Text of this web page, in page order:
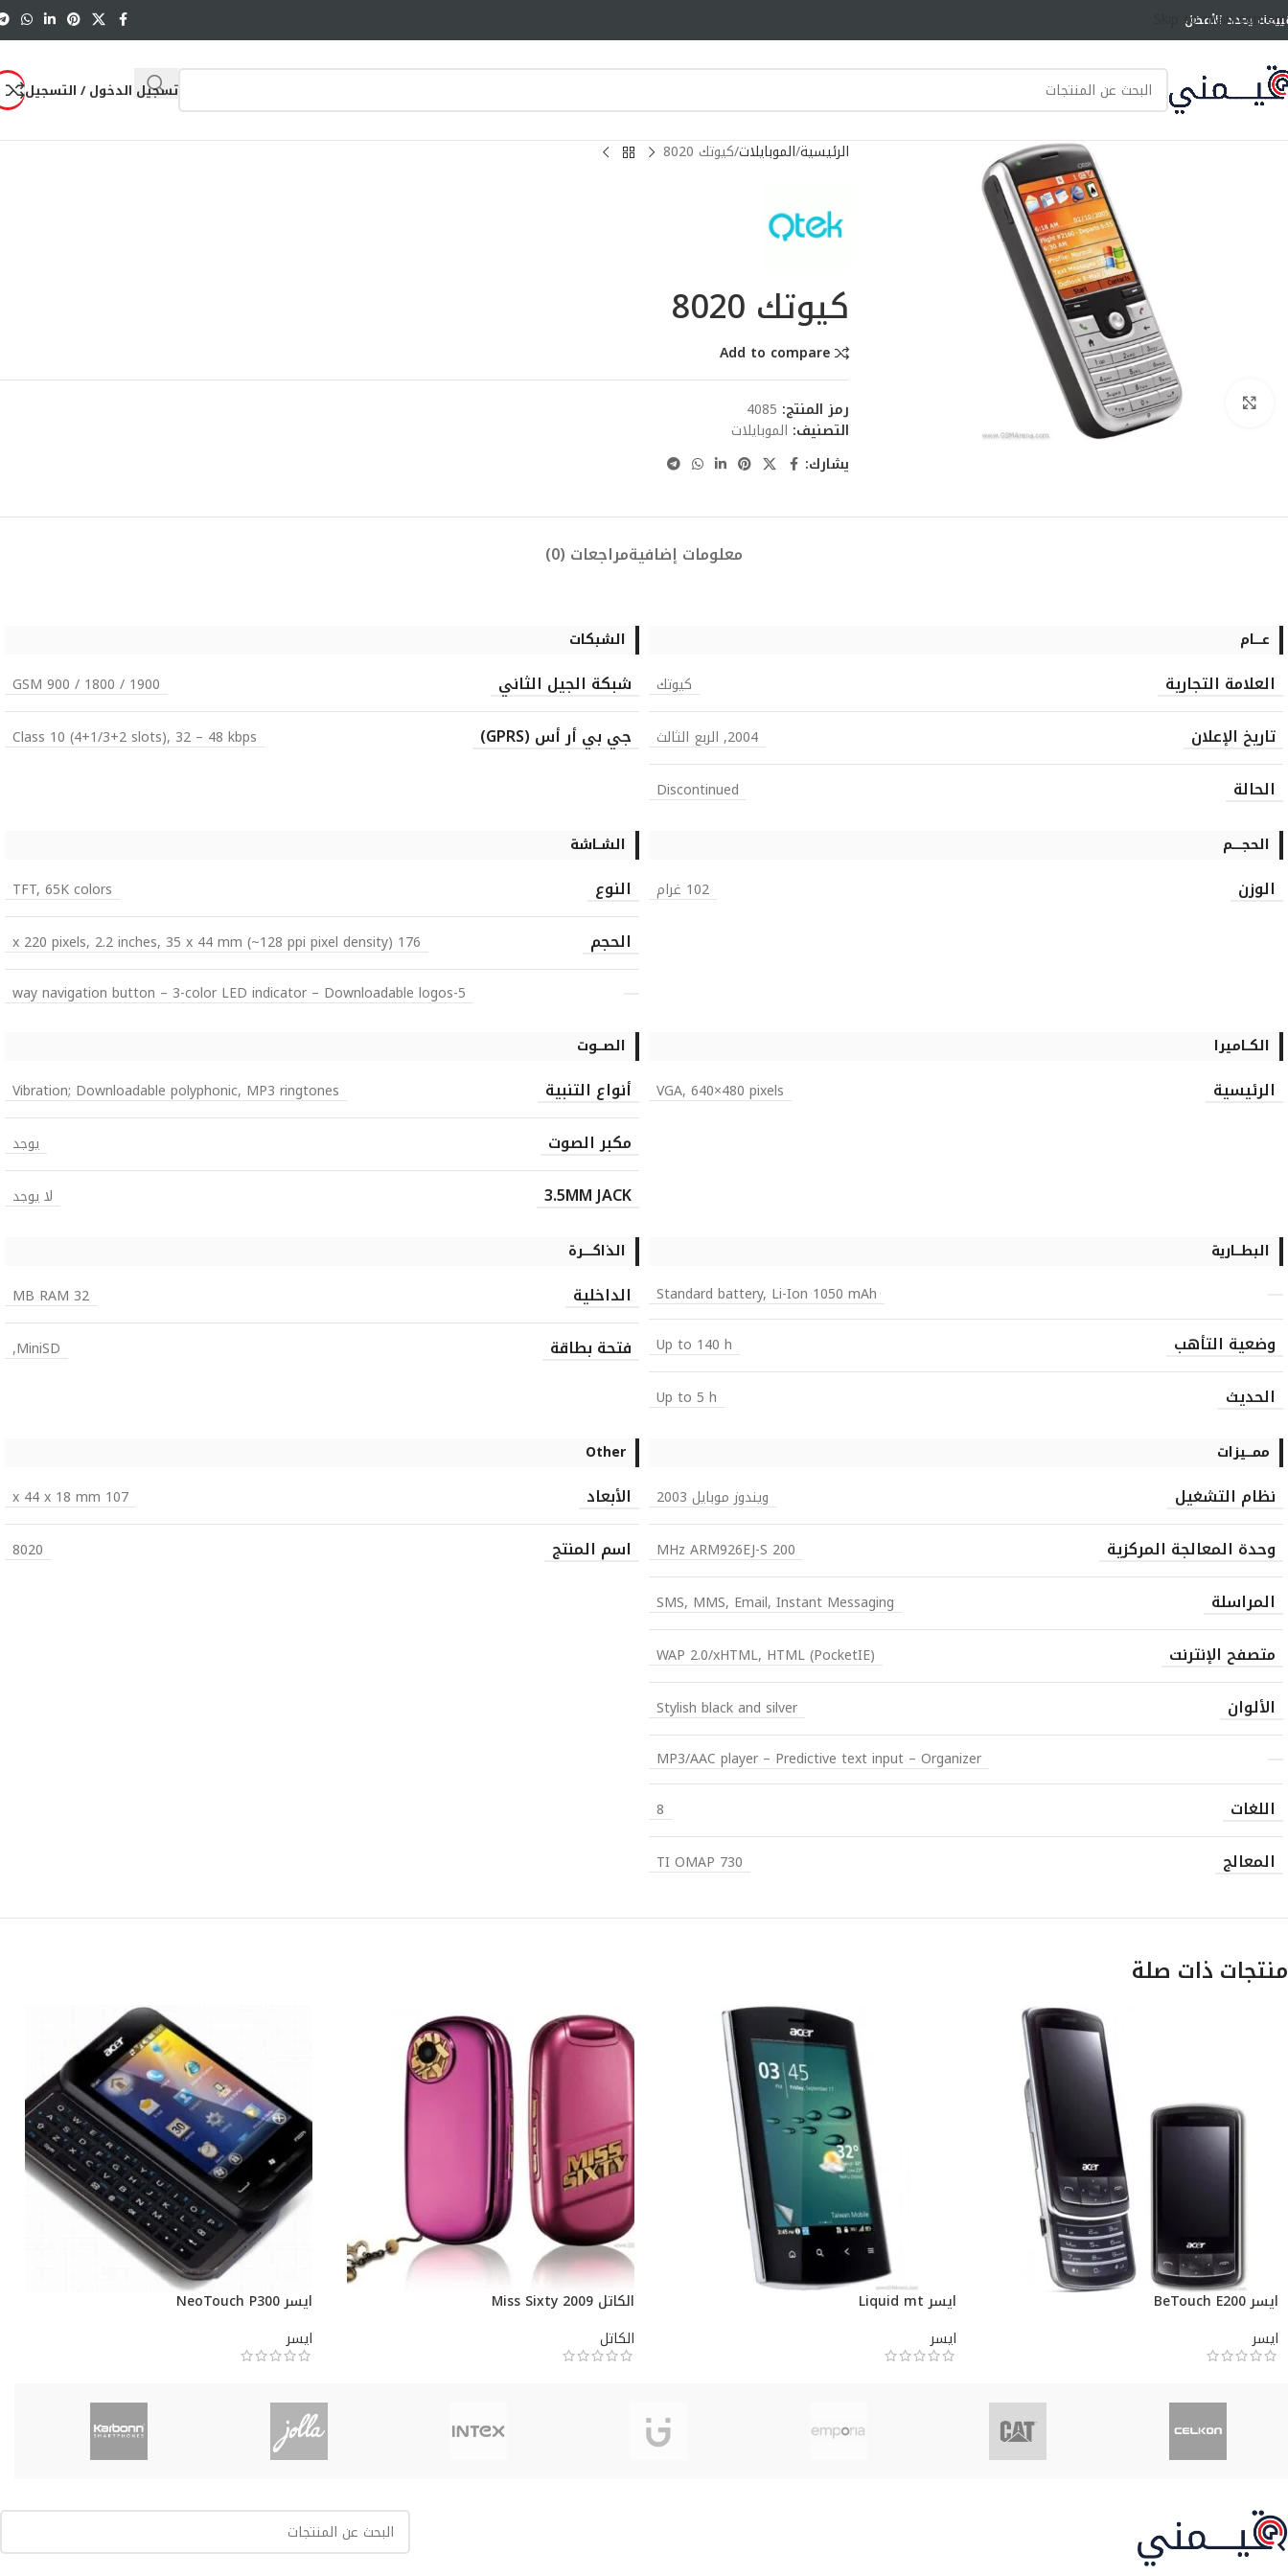
Skip to main content
يحدد الأفضل
تسجيل الدخول / التسجيل
انقر للتكبير
الرئيسية الموبايلات كيوتك 8020
كيوتك 8020
Add to compare
رمز المنتج: 4085
التصنيف: الموبايلات
يشارك:
معلومات إضافيةمراجعات (0)
عــــام
العلامة التجارية كيوتك
تاريخ الإعلان 2004, الربع الثالث
الحالة Discontinued
الشبكات
شبكة الجيل الثاني GSM 900 / 1800 / 1900
جي بي أر أس (GPRS) Class 10 (4+1/3+2 slots), 32 – 48 kbps
الحجـــــم
الوزن 102 غرام
الشــاشة
النوع TFT, 65K colors
الحجم
176 x 220 pixels, 2.2 inches, 35 x 44 mm (~128 ppi pixel density)
5-way navigation button – 3-color LED indicator – Downloadable logos
الكــاميرا
الرئيسية VGA, 640×480 pixels
الصـــوت
أنواع التنبية Vibration; Downloadable polyphonic, MP3 ringtones
مكبر الصوت يوجد
3.5MM JACK لا يوجد
البطـــارية
Standard battery, Li-Ion 1050 mAh
وضعية التأهب Up to 140 h
الحديث Up to 5 h
الذاكـــــرة
الداخلية 32 MB RAM
فتحة بطاقة MiniSD,
ممـــيزات
نظام التشغيل ويندوز موبايل 2003
وحدة المعالجة المركزية 200 MHz ARM926EJ-S
المراسلة SMS, MMS, Email, Instant Messaging
متصفح الإنترنت WAP 2.0/xHTML, HTML (PocketIE)
الألوان
Stylish black and silver
MP3/AAC player – Predictive text input – Organizer
اللغات 8
المعالج TI OMAP 730
Other
الأبعاد 107 x 44 x 18 mm
اسم المنتج 8020
منتجات ذات صلة
ايسر BeTouch E200
ايسر
ايسر Liquid mt
ايسر
الكاتل Miss Sixty 2009
الكاتل
ايسر NeoTouch P300
ايسر